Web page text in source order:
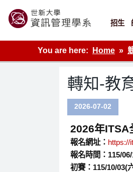
content
世新大學資管系網站
招生
You are here: Home
轉知-教
2026-07-02
2026年ITSA
報名網址： https://
報名時間：115/
初賽：115/10/03(